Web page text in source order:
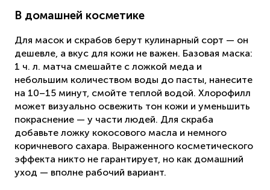
В домашней косметике
Для масок и скрабов берут кулинарный сорт — он
дешевле, а вкус для кожи не важен. Базовая маска:
1 ч. л. матча смешайте с ложкой меда и
небольшим количеством воды до пасты, нанесите
на 10–15 минут, смойте теплой водой. Хлорофилл
может визуально освежить тон кожи и уменьшить
покраснение — у части людей. Для скраба
добавьте ложку кокосового масла и немного
коричневого сахара. Выраженного косметического
эффекта никто не гарантирует, но как домашний
уход — вполне рабочий вариант.